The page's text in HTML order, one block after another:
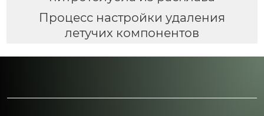
Процесс настройки удаления
летучих компонентов